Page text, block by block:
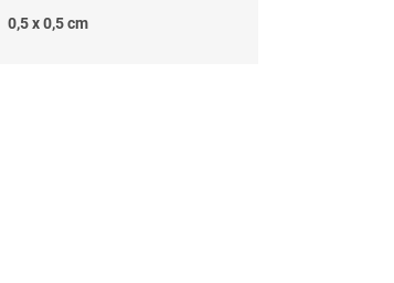
0,5 x 0,5 cm